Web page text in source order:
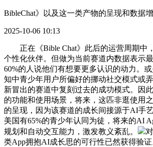
BibleChat》以及这一类产物的呈现和数据
2025-10-06 10:13
正在《Bible Chat》此后的运营周期中
个性化伙伴。但做为当前赛道内数据表示
60%的人说他们有想要更多认识的动力。
知中青少年用户所偏好的挪动社交模式或
新冒出的赛道中复刻过去的成功模式。因
的功能和使用场景，将来，这匹非逛使用
的呈现，因为该赛道的成长间接源于AI手
美国有65%的青少年认同为徒，将来的AI
规划和自动交互能力，激发教义紊乱。
类App拥抱AI成长思的可行性已然获得验证